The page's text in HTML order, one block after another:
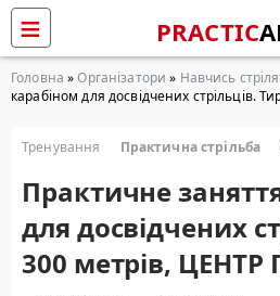
PRACTIC
Головна »Організатори » Навчись
карабіном для досвідчених стрільців.
Тренування Практична стрільба
Практичне
для досвідчених
300 метрів,